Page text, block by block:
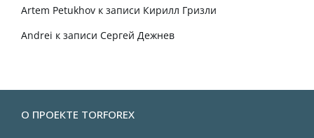
Artem Petukhov к записи Кирилл Гризли
Andrei к записи Сергей Дежнев
О ПРОЕКТЕ TORFOREX